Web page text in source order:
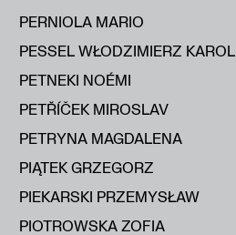
PERNIOLA MARIO
PESSEL WŁODZIMIERZ KAROL
PETNEKI NOÉMI
PETŘÍČEK MIROSLAV
PETRYNA MAGDALENA
PIĄTEK GRZEGORZ
PIEKARSKI PRZEMYSŁAW
PIOTROWSKA ZOFIA